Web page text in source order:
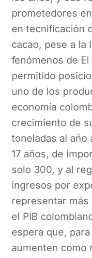
prometedores
en tecnificación
cacao, pese a la
fenómenos de
permitido
uno de los
economía
crecimiento de
toneladas al
17 años, de
solo 300, y al
ingresos por
representar más
el PIB
espera que,
aumenten como